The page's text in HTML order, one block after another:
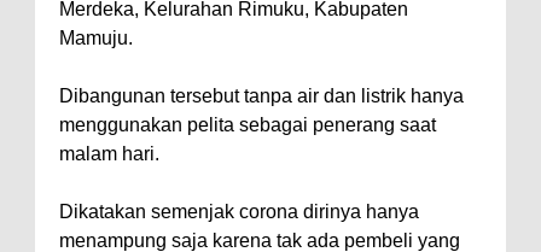
Merdeka, Kelurahan Rimuku, Kabupaten
Mamuju.
Dibangunan tersebut tanpa air dan listrik hanya
menggunakan pelita sebagai penerang saat
malam hari.
Dikatakan semenjak corona dirinya hanya
menampung saja karena tak ada pembeli yang